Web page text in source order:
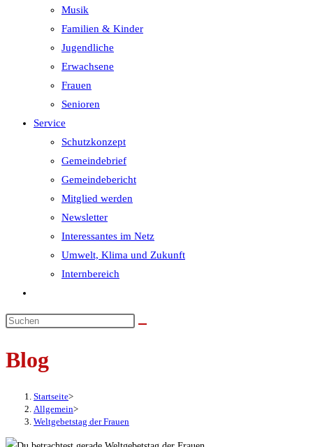
Musik
Familien & Kinder
Jugendliche
Erwachsene
Frauen
Senioren
Service
Schutzkonzept
Gemeindebrief
Gemeindebericht
Mitglied werden
Newsletter
Interessantes im Netz
Umwelt, Klima und Zukunft
Internbereich
umschalten
Blog
Startseite>
Allgemein>
Weltgebetstag der Frauen